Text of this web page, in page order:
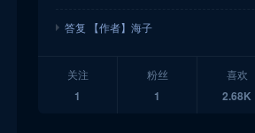
答复 【作者】海子
关注
1
粉丝
1
喜欢
2.68K